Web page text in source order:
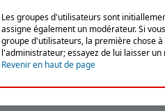
Les groupes d'utilisateurs sont
assigne également un modérateur. Si
groupe d'utilisateurs, la première chose
l'administrateur; essayez de lui laisser un
Revenir en haut de page